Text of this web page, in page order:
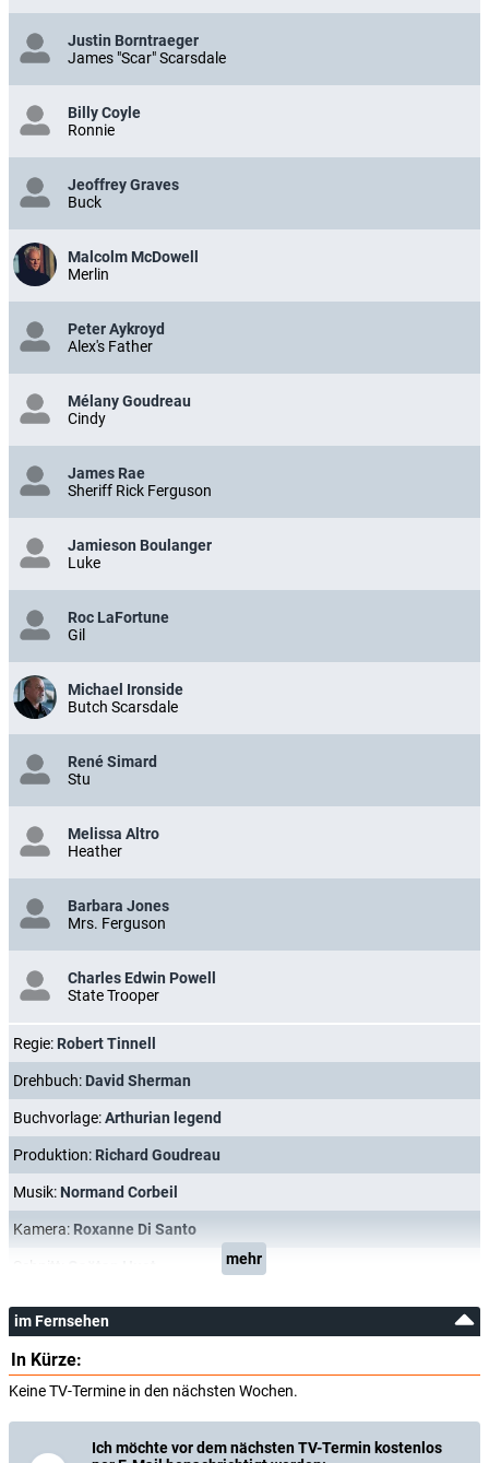
Justin Borntraeger
James "Scar" Scarsdale
Billy Coyle
Ronnie
Jeoffrey Graves
Buck
Malcolm McDowell
Merlin
Peter Aykroyd
Alex's Father
Mélany Goudreau
Cindy
James Rae
Sheriff Rick Ferguson
Jamieson Boulanger
Luke
Roc LaFortune
Gil
Michael Ironside
Butch Scarsdale
René Simard
Stu
Melissa Altro
Heather
Barbara Jones
Mrs. Ferguson
Charles Edwin Powell
State Trooper
Regie: Robert Tinnell
Drehbuch: David Sherman
Buchvorlage:Arthurian legend
Produktion: Richard Goudreau
Musik: Normand Corbeil
Kamera: Roxanne Di Santo
mehr
im Fernsehen
In Kürze:
Keine TV-Termine in den nächsten Wochen.
Ich möchte vor dem nächsten TV-Termin kostenlos